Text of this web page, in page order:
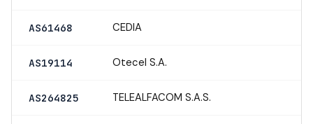
AS61468 CEDIA
AS19114 Otecel S.A.
AS264825 TELEALFACOM S.A.S.